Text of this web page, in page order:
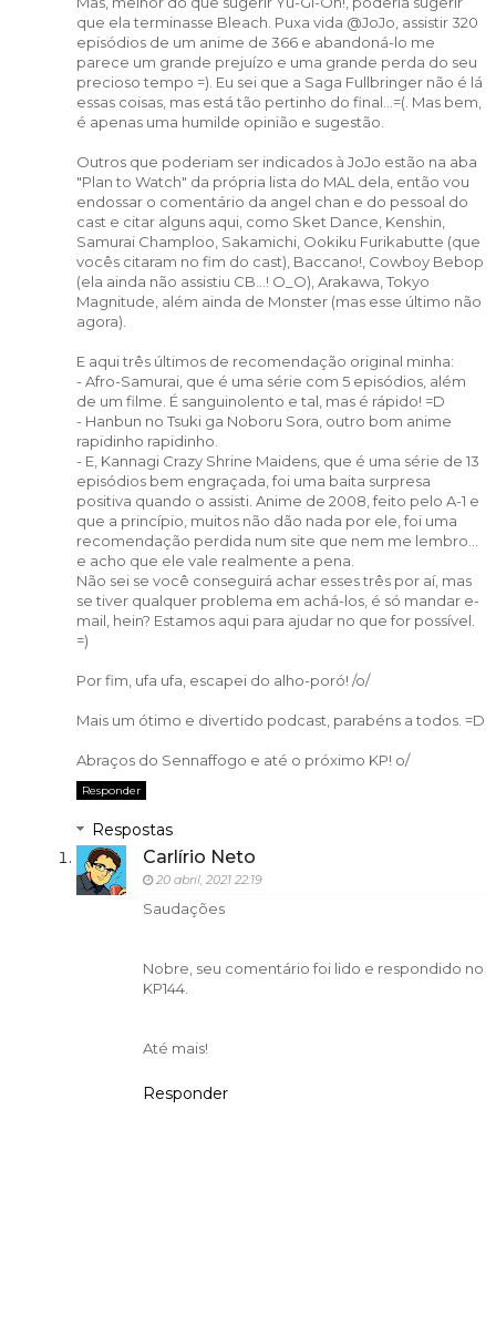
que ela terminasse Bleach. Puxa vida @JoJo, assistir 320
episódios de um anime de 366 e abandoná-lo me
parece um grande prejuízo e uma grande perda do seu
precioso tempo =). Eu sei que a Saga Fullbringer não é lá
essas coisas, mas está tão pertinho do final...=(. Mas bem,
é apenas uma humilde opinião e sugestão.
Outros que poderiam ser indicados à JoJo estão na aba
"Plan to Watch" da própria lista do MAL dela, então vou
endossar o comentário da angel chan e do pessoal do
cast e citar alguns aqui, como Sket Dance, Kenshin,
Samurai Champloo, Sakamichi, Ookiku Furikabutte (que
vocês citaram no fim do cast), Baccano!, Cowboy Bebop
(ela ainda não assistiu CB...! O_O), Arakawa, Tokyo
Magnitude, além ainda de Monster (mas esse último não
agora).
E aqui três últimos de recomendação original minha:
- Afro-Samurai, que é uma série com 5 episódios, além
de um filme. É sanguinolento e tal, mas é rápido! =D
- Hanbun no Tsuki ga Noboru Sora, outro bom anime
rapidinho rapidinho.
- E, Kannagi Crazy Shrine Maidens, que é uma série de 13
episódios bem engraçada, foi uma baita surpresa
positiva quando o assisti. Anime de 2008, feito pelo A-1 e
que a princípio, muitos não dão nada por ele, foi uma
recomendação perdida num site que nem me lembro...
e acho que ele vale realmente a pena.
Não sei se você conseguirá achar esses três por aí, mas
se tiver qualquer problema em achá-los, é só mandar e-
mail, hein? Estamos aqui para ajudar no que for possível.
=)
Por fim, ufa ufa, escapei do alho-poró! /o/
Mais um ótimo e divertido podcast, parabéns a todos. =D
Abraços do Sennaffogo e até o próximo KP! o/
Responder
Respostas
Carlírio Neto
20 abril, 2021 22:19
Saudações
Nobre, seu comentário foi lido e respondido no
KP144.
Até mais!
Responder